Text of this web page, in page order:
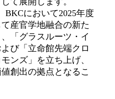
BKCにおいて2025年度
産官学地融合の新た
「グラスルーツ・イ
び「立命館先端クロ
ンズ」を立ち上げ、
創出の拠点となるこ